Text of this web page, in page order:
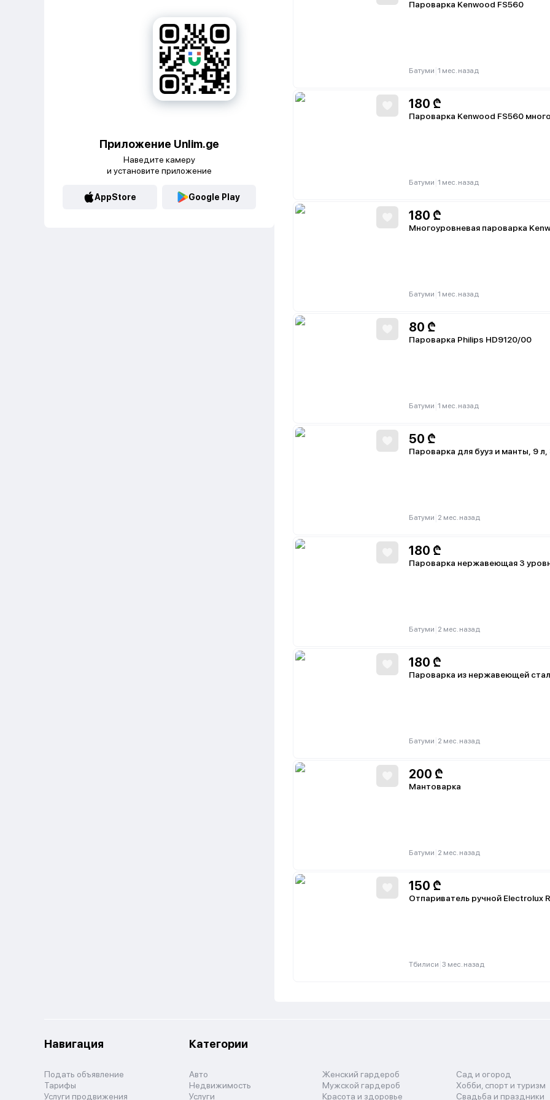
Приложение Unlim.ge
Наведите камеру
и установите приложение
AppStore Google Play
Пароварка Kenwood FS560
Батуми 1 мес. назад
180 ₾
Пароварка Kenwood FS560
Батуми 1 мес. назад
180 ₾
Многоуровневая пароварка
Батуми 1 мес. назад
80 ₾
Пароварка Philips HD9120/00
Батуми 1 мес. назад
50 ₾
Пароварка для бууз и манты, 9 л,
Батуми 2 мес. назад
180 ₾
Пароварка нержавеющая 3
Батуми 2 мес. назад
180 ₾
Пароварка из нержавеющей
Батуми 2 мес. назад
200 ₾
Мантоварка
Батуми 2 мес. назад
150 ₾
Отпариватель ручной Electrolux
Тбилиси 3 мес. назад
Навигация
Подать объявление
Тарифы
Услуги продвижения
Категории
Авто
Недвижимость
Услуги
Женский гардероб
Мужской гардероб
Красота и здоровье
Сад и огород
Хобби, спорт и туризм
Свадьба и праздники